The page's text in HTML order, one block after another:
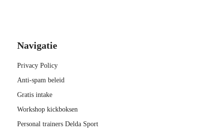
Navigatie
Privacy Policy
Anti-spam beleid
Gratis intake
Workshop kickboksen
Personal trainers Delda Sport